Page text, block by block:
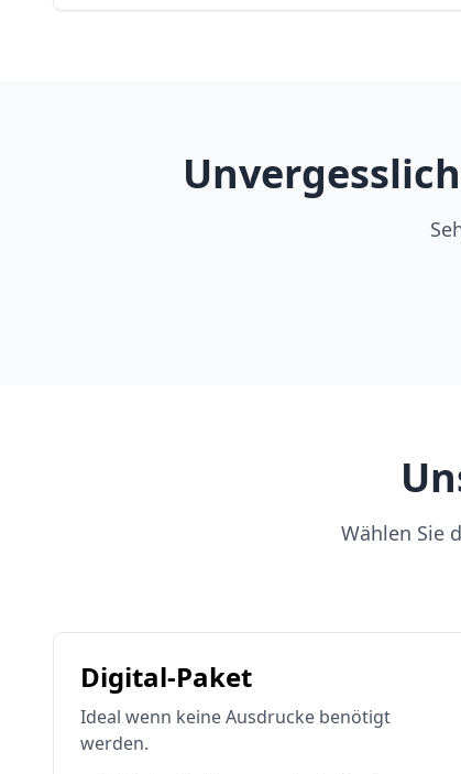
Wählen Sie
Digital-Paket
Ideal wenn keine Ausdrucke benötigt
werden.